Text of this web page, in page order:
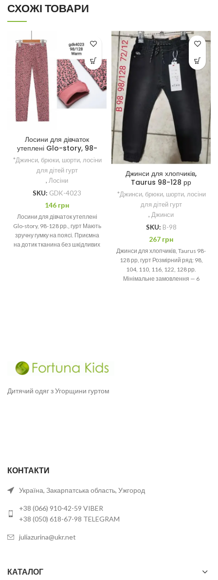
СХОЖІ ТОВАРИ
Лосини для дівчаток
утеплені Glo-story, 98-
128 рр.
*Джинси, брюки, шорти, лосіни
для дітей гурт
, Лосіни
SKU: GDK-4023
146 грн
Лосини для дівчаток утеплені
Glo-story, 98-128 рр., гурт Мають
зручну гумку на поясі. Приємна
на дотик тканина без шкідливих
Джинси для хлопчиків,
Taurus 98-128 рр
*Джинси, брюки, шорти, лосіни
для дітей гурт
, Джинси
SKU: B-98
267 грн
Джинси для хлопчиків, Taurus 98-
128 рр, гурт Розмірний ряд: 98,
104, 110, 116, 122, 128 рр.
Мінімальне замовлення — 6
Дитячий одяг з Угорщини гуртом
КОНТАКТИ
Україна, Закарпатська область, Ужгород
+38 (066) 910-42-59 VIBER
+38 (050) 618-67-98 TELEGRAM
juliazurina@ukr.net
КАТАЛОГ